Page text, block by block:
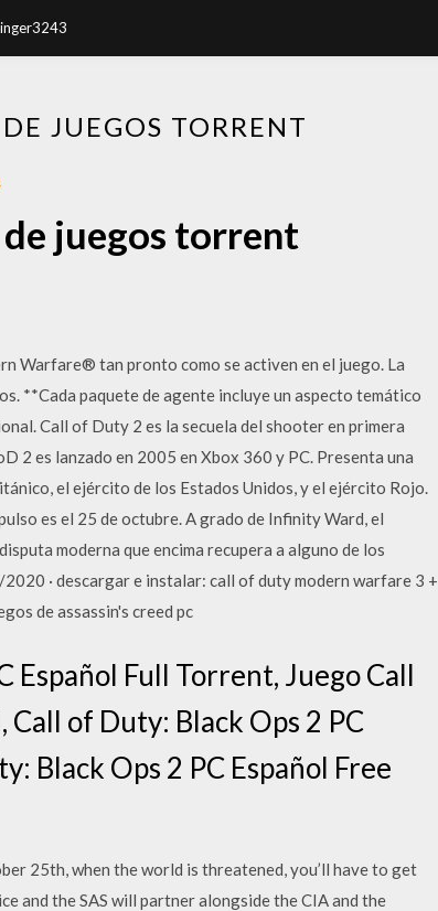
JUEGOS TORRENT
juegos torrent
Warfare® tan pronto como se activen en el juego. La
**Cada paquete de agente incluye un aspecto temático
Call of Duty 2 es la secuela del shooter en primera
2 es lanzado en 2005 en Xbox 360 y PC. Presenta una
el ejército de los Estados Unidos, y el ejército Rojo.
es el 25 de octubre. A grado de Infinity Ward, el
moderna que encima recupera a alguno de los
· descargar e instalar: call of duty modern warfare 3 +
de assassin's creed pc
Español Full Torrent, Juego Call
Call of Duty: Black Ops 2 PC
Black Ops 2 PC Español Free
25th, when the world is threatened, you’ll have to get
and the SAS will partner alongside the CIA and the